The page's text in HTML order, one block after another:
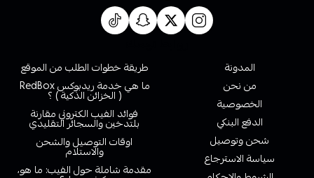
المدونة
من نحن
الخصوصية
الدفع البنكي
شحن وتوصيل
سياسة الاسترجاع
طريقة خطوات الطلب من الموقع
ما هي خدمة ريدبوكس RedBox
( الخزائن الذكية ) ؟
فوائد الفيب الكتروني مقارنة
بلتدخين والسجائر التقليدي
اوقات التوصيل والشحن
والاستلام
مقدمة شاملة حول الفيب: ما هو،